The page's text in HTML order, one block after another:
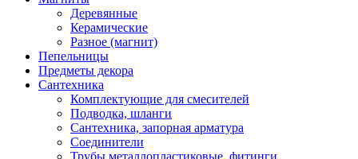
Деревянные
Керамические
Разное (магнит)
Пепельницы
Предметы декора
Сантехника
Комплектующие для смесителей
Подводка, шланги
Сантехника, запорная арматура
Соединители
Трубы металлопластиковые, фитинги